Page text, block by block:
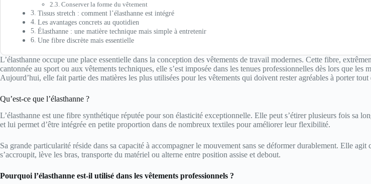
Conserver la forme du vêtement
Tissus stretch : comment l’élasthanne est intégré
Les avantages concrets au quotidien
Élasthanne : une matière technique mais simple à entretenir
Une fibre discrète mais essentielle
L’élasthanne occupe une place essentielle dans la conception des vêtements de travail modernes. Cette fibre,
cantonnée au sport ou aux vêtements techniques, elle s’est imposée dans les tenues professionnelles dès lors que
Aujourd’hui, elle fait partie des matières les plus utilisées pour les vêtements qui doivent rester agréables à porter
Qu’est-ce que l’élasthanne ?
L’élasthanne est une fibre synthétique réputée pour son élasticité exceptionnelle. Elle peut s’étirer plusieurs fois sa
et lui permet d’être intégrée en petite proportion dans de nombreux textiles pour améliorer leur flexibilité.
Sa grande particularité réside dans sa capacité à accompagner le mouvement sans se déformer durablement. Elle
s’accroupit, lève les bras, transporte du matériel ou alterne entre position assise et debout.
Pourquoi l’élasthanne est-il utilisé dans les vêtements professionnels ?